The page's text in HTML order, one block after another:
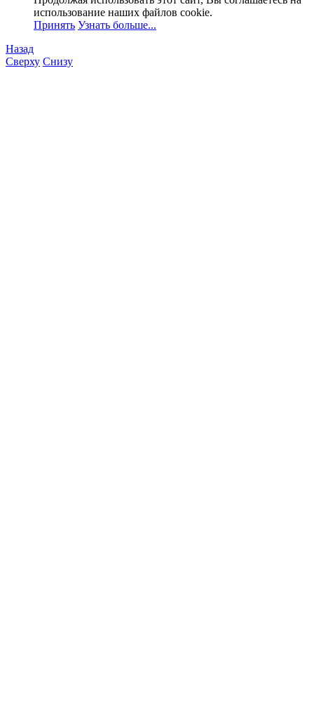
использование наших файлов cookie.
Принять Узнать больше...
Назад
Сверху Снизу